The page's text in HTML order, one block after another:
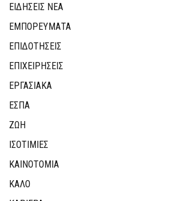
ΕΙΔΗΣΕΙΣ ΝΕΑ
ΕΜΠΟΡΕΥΜΑΤΑ
ΕΠΙΔΟΤΗΣΕΙΣ
ΕΠΙΧΕΙΡΗΣΕΙΣ
ΕΡΓΑΣΙΑΚΑ
ΕΣΠΑ
ΖΩΗ
ΙΣΟΤΙΜΙΕΣ
ΚΑΙΝΟΤΟΜΊΑ
ΚΑΛΟ